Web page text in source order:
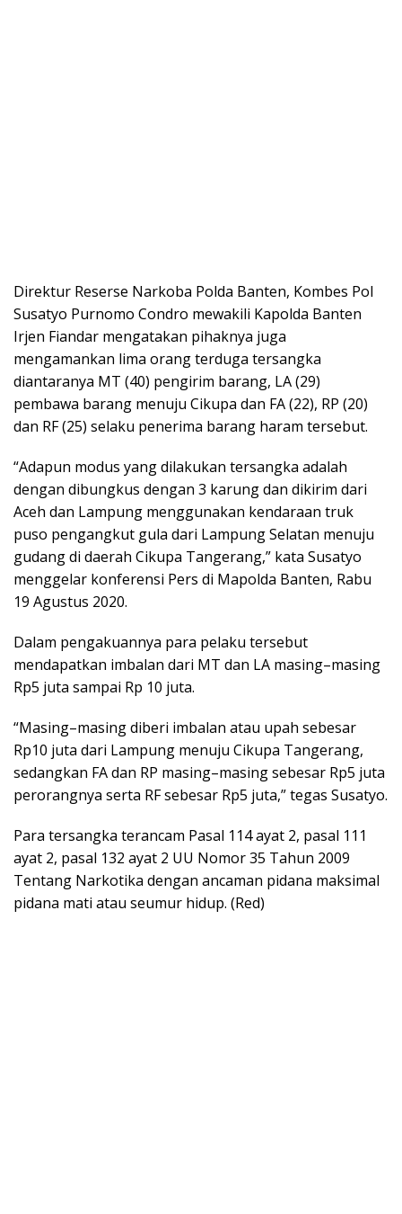
Direktur Reserse Narkoba Polda Banten, Kombes Pol
Susatyo Purnomo Condro mewakili Kapolda Banten
Irjen Fiandar mengatakan pihaknya juga
mengamankan lima orang terduga tersangka
diantaranya MT (40) pengirim barang, LA (29)
pembawa barang menuju Cikupa dan FA (22), RP (20)
dan RF (25) selaku penerima barang haram tersebut.
“Adapun modus yang dilakukan tersangka adalah
dengan dibungkus dengan 3 karung dan dikirim dari
Aceh dan Lampung menggunakan kendaraan truk
puso pengangkut gula dari Lampung Selatan menuju
gudang di daerah Cikupa Tangerang,” kata Susatyo
menggelar konferensi Pers di Mapolda Banten, Rabu
19 Agustus 2020.
Dalam pengakuannya para pelaku tersebut
mendapatkan imbalan dari MT dan LA masing–masing
Rp5 juta sampai Rp 10 juta.
“Masing–masing diberi imbalan atau upah sebesar
Rp10 juta dari Lampung menuju Cikupa Tangerang,
sedangkan FA dan RP masing–masing sebesar Rp5 juta
perorangnya serta RF sebesar Rp5 juta,” tegas Susatyo.
Para tersangka terancam Pasal 114 ayat 2, pasal 111
ayat 2, pasal 132 ayat 2 UU Nomor 35 Tahun 2009
Tentang Narkotika dengan ancaman pidana maksimal
pidana mati atau seumur hidup. (Red)